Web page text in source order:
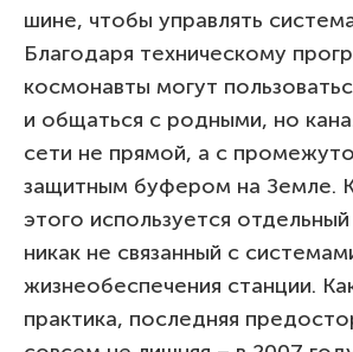
шине, чтобы управлять
Благодаря техническому
космонавты могут
и общаться с родными, но
сети не прямой, а с
защитным буфером на Земле.
этого используется
никак не связанный с
жизнеобеспечения станции.
практика, последняя